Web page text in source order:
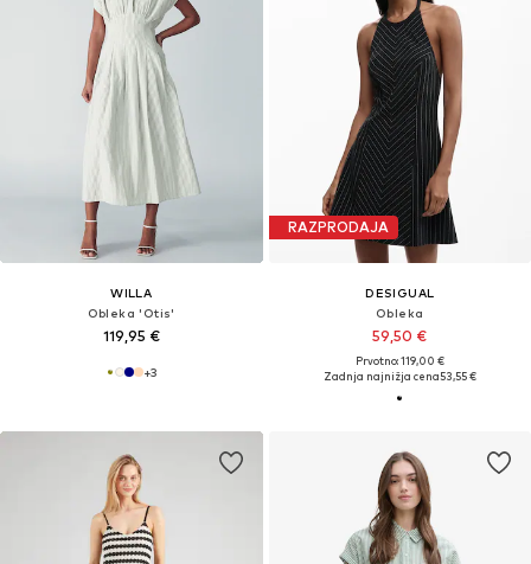
WILLA
Obleka 'Otis'
119,95 €
+3
RAZPRODAJA
DESIGUAL
Obleka
59,50 €
Prvotno: 119,00 €
Zadnja najnižja cena53,55 €